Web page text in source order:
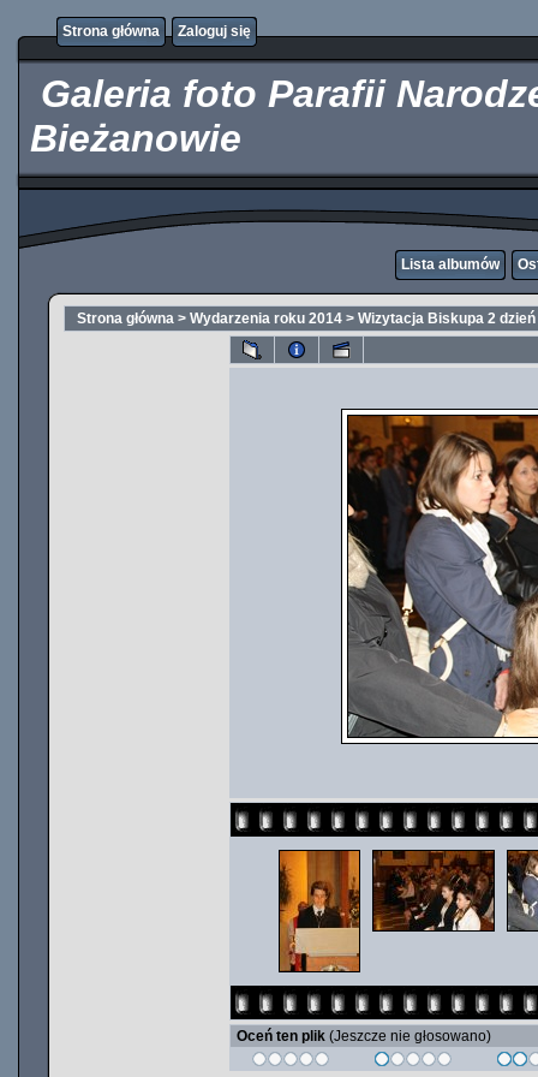
Strona główna
Zaloguj się
Galeria foto Parafii
Bieżanowie
Lista albumów
Strona główna > Wydarzenia roku 2014 > Wizytacja Biskupa 2 dzień
Oceń ten plik (Jeszcze nie głosowano)